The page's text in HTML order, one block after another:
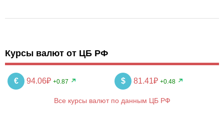
Курсы валют от ЦБ РФ
€ 94.06₽ +0.87 $ 81.41₽ +0.48
Все курсы валют по данным ЦБ РФ